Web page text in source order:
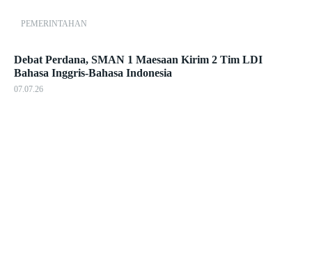
PEMERINTAHAN
Debat Perdana, SMAN 1 Maesaan Kirim 2 Tim LDI
Bahasa Inggris-Bahasa Indonesia
07.07.26